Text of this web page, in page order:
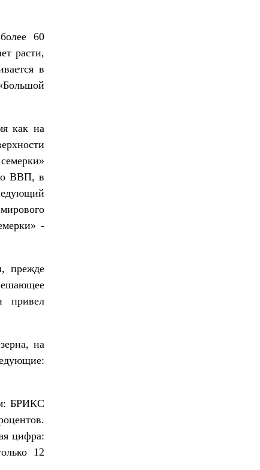
60
расти,
в
как на
ВВП, в
-
прежде
привел
на
БРИКС
цифра:
12